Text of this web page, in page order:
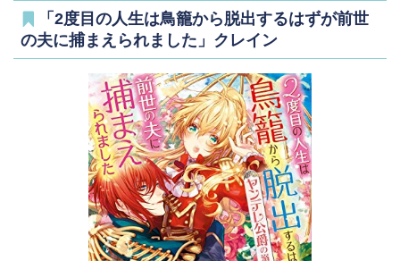
「2度目の人生は鳥籠から脱出するはずが前世
の夫に捕まえられました」クレイン